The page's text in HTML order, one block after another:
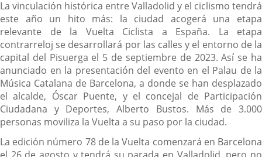
Descripción
La vinculación histórica entre Valladolid y el ciclismo tendrá
este año un hito más: la ciudad acogerá una etapa
relevante de la Vuelta Ciclista a España. La etapa
contrarreloj se desarrollará por las calles y el entorno de la
capital del Pisuerga el 5 de septiembre de 2023. Así se ha
anunciado en la presentación del evento en el Palau de la
Música Catalana de Barcelona, a donde se han desplazado
el alcalde, Óscar Puente, y el concejal de Participación
Ciudadana y Deportes, Alberto Bustos. Más de 3.000
personas moviliza la Vuelta a su paso por la ciudad.
La edición número 78 de la Vuelta comenzará en Barcelona